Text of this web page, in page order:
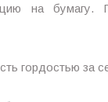
на бумагу.
гордостью за